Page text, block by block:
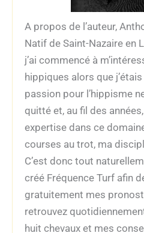
A propos de l’auteur,
Natif de Saint-Nazaire en
j’ai commencé à
hippiques alors que
passion pour l’hippisme
quitté et, au fil des
expertise dans ce
courses au trot, ma
C’est donc tout
créé Fréquence Turf afin
gratuitement mes
retrouvez
huit chevaux et mes